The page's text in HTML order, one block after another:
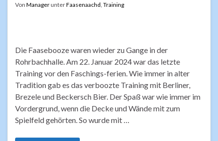
Von ManagerunterFaasenaachd Training
Die Faasebooze waren wieder zu Gange in der
Rohrbachhalle. Am 22. Januar 2024 war das letzte
Training vor den Faschings-ferien. Wie immer in alter
Tradition gab es das verboozte Training mit Berliner,
Brezele und Beckersch Bier. Der Spaß war wie immer im
Vordergrund, wenn die Decke und Wände mit zum
Spielfeld gehörten. So wurde mit …